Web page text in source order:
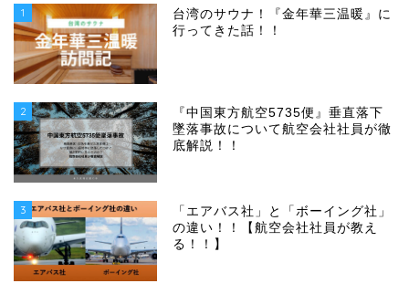
1
台湾のサウナ！『金年華三温暖』に
行ってきた話！！
2
『中国東方航空5735便』垂直落下
墜落事故について航空会社社員が徹
底解説！！
3
「エアバス社」と「ボーイング社」
の違い！！【航空会社社員が教え
る！！】